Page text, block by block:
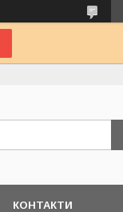
КОНТАКТИ